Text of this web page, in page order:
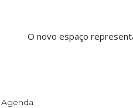
O novo espaço
Agenda